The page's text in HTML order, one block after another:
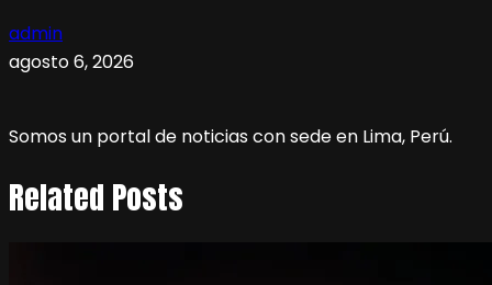
admin
agosto 6, 2026
Somos un portal de noticias con sede en Lima, Perú.
Related Posts